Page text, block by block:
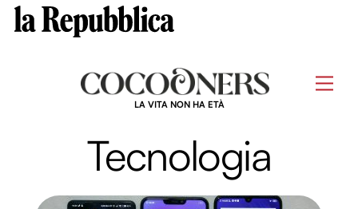
LA VITA NON HA ETÀ
Tecnologia